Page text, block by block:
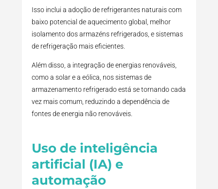
Isso inclui a adoção de refrigerantes naturais com
baixo potencial de aquecimento global, melhor
isolamento dos armazéns refrigerados, e sistemas
de refrigeração mais eficientes.
Além disso, a integração de energias renováveis,
como a solar e a eólica, nos sistemas de
armazenamento refrigerado está se tornando cada
vez mais comum, reduzindo a dependência de
fontes de energia não renováveis.
Uso de inteligência
artificial (IA) e
automação